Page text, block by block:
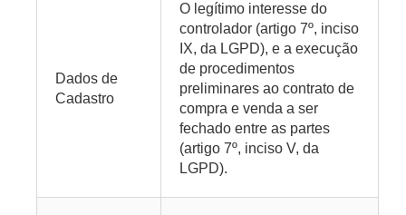
Dados de
Cadastro
O legítimo interesse do
controlador (artigo 7º, inciso
IX, da LGPD), e a execução
de procedimentos
preliminares ao contrato de
compra e venda a ser
fechado entre as partes
(artigo 7º, inciso V, da
LGPD).